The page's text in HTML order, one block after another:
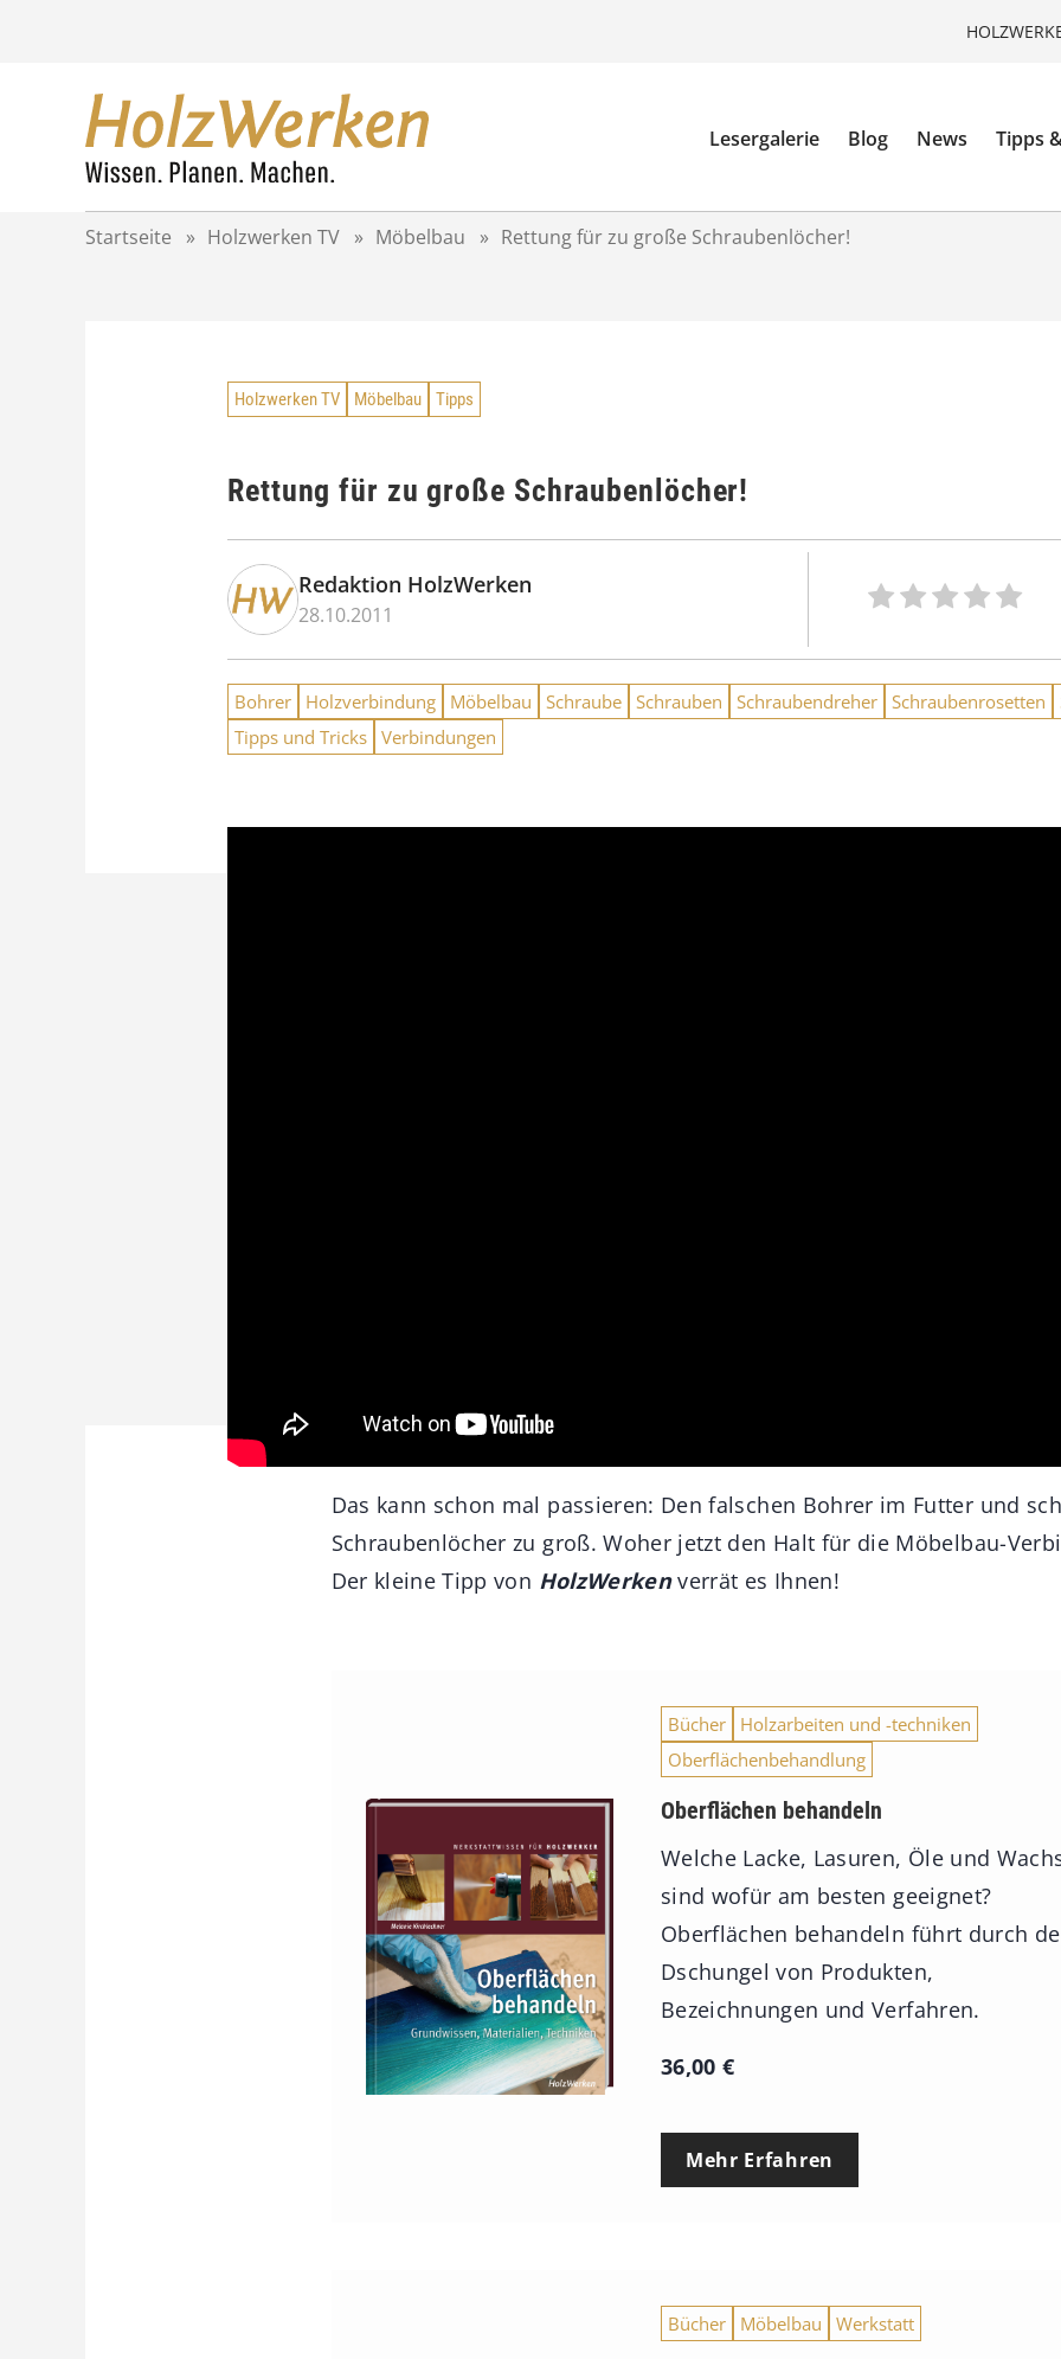
Lesergalerie Blog News Tipps
Startseite » Holzwerken TV » Möbelbau » Rettung für zu große Schraubenlöcher!
Holzwerken TV Möbelbau Tipps
Rettung für zu große Schraubenlöcher!
Redaktion HolzWerken
28.10.2011
Bohrer Holzverbindung Möbelbau Schraube Schrauben Schraubendreher Schraubenrosetten
Tipps und Tricks Verbindungen
Das kann schon mal passieren: Den falschen Bohrer im Futter und
Schraubenlöcher zu groß. Woher jetzt den Halt für die Möbelbau-
Der kleine Tipp von HolzWerkenverrät es Ihnen!
Bücher
Holzarbeiten und -techniken
Oberflächenbehandlung
Oberflächen behandeln
Welche Lacke, Lasuren, Öle und
sind wofür am besten geeignet?
Oberflächen behandeln führt durch
Dschungel von Produkten,
Bezeichnungen und Verfahren.
36,00 €
Mehr Erfahren
Bücher Möbelbau Werkstatt